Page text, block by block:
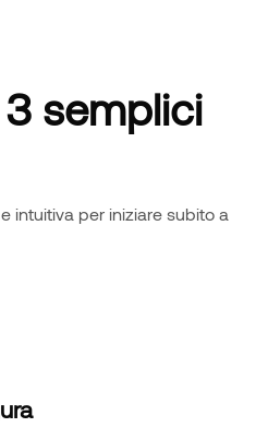
semplici
intuitiva per iniziare subito a